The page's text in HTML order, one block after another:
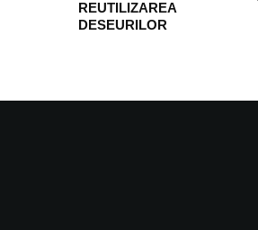
REUTILIZAREA
DESEURILOR